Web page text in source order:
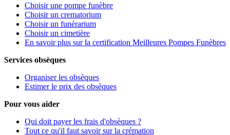
Choisir une pompe funèbre
Choisir un crematorium
Choisir un funérarium
Choisir un cimetière
En savoir plus sur la certification Meilleures Pompes Funèbres
Services obsèques
Organiser les obsèques
Estimer le prix des obsèques
Pour vous aider
Qui doit payer les frais d'obsèques ?
Tout ce qu'il faut savoir sur la crémation